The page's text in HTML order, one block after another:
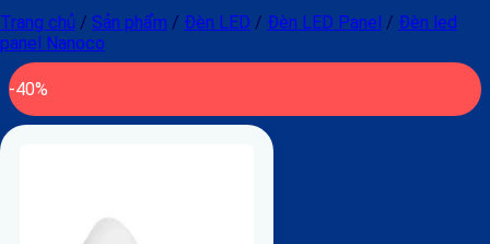
Trang chủ / Sản phẩm / Đèn LED / Đèn LED Panel / Đèn led
panel Nanoco
-40%